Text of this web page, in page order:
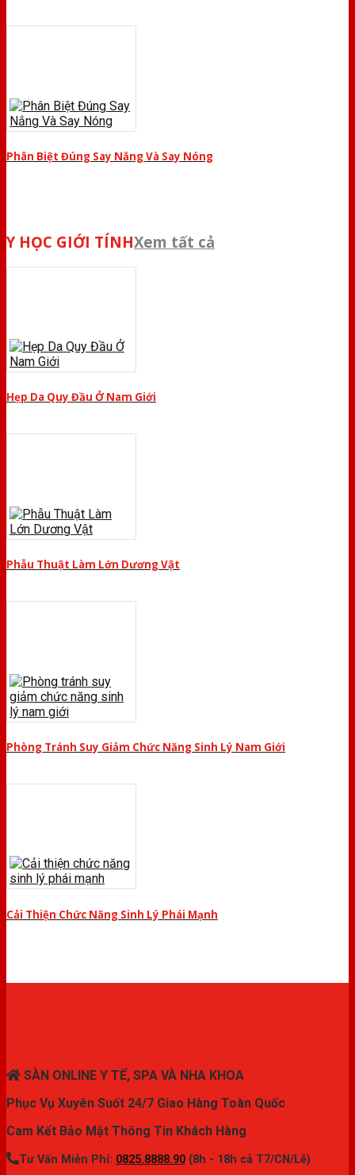
Phân Biệt Đúng Say Nắng Và Say Nóng
Y HỌC GIỚI TÍNHXem tất cả
Hẹp Da Quy Đầu Ở Nam Giới
Phẫu Thuật Làm Lớn Dương Vật
Phòng Tránh Suy Giảm Chức Năng Sinh Lý Nam Giới
Cải Thiện Chức Năng Sinh Lý Phái Mạnh
SÀN ONLINE Y TẾ, SPA VÀ NHA KHOA
Phục Vụ Xuyên Suốt 24/7 Giao Hàng Toàn Quốc
Cam Kết Bảo Mật Thông Tin Khách Hàng
Tư Vấn Miễn Phí: 0825.8888.90 (8h - 18h cả T7/CN/Lễ)